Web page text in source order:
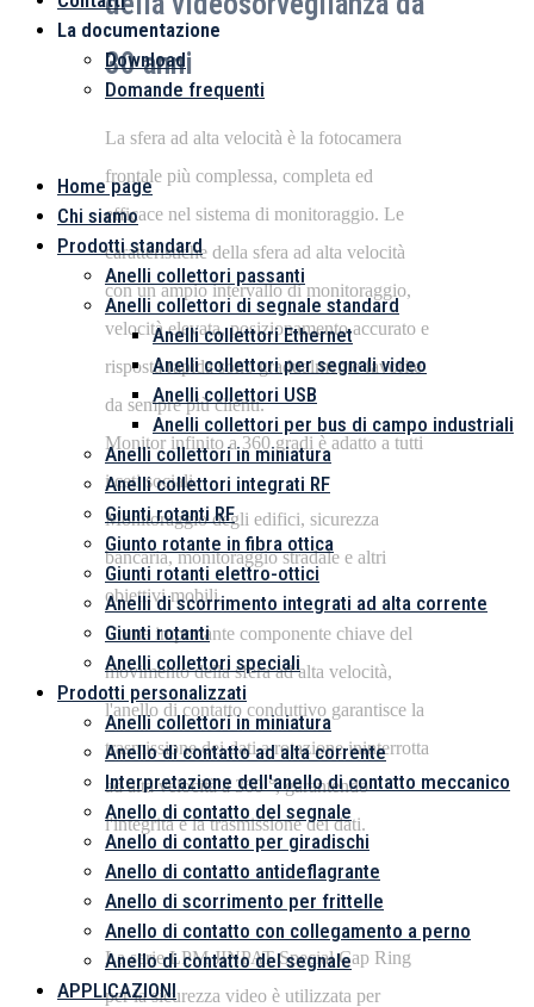
La documentazione
Download
Domande frequenti
Home page
Chi siamo
Prodotti standard
Anelli collettori passanti
Anelli collettori di segnale standard
Anelli collettori Ethernet
Anelli collettori per segnali video
Anelli collettori USB
Anelli collettori per bus di campo industriali
Anelli collettori in miniatura
Anelli collettori integrati RF
Giunti rotanti RF
Giunto rotante in fibra ottica
Giunti rotanti elettro-ottici
Anelli di scorrimento integrati ad alta corrente
Giunti rotanti
Anelli collettori speciali
Prodotti personalizzati
Anelli collettori in miniatura
Anello di contatto ad alta corrente
Interpretazione dell'anello di contatto meccanico
Anello di contatto del segnale
Anello di contatto per giradischi
Anello di contatto antideflagrante
Anello di scorrimento per frittelle
Anello di contatto con collegamento a perno
Anello di contatto del segnale
APPLICAZIONI
30 anni
La sfera ad alta velocità è la fotocamera
frontale più complessa, completa ed
efficace nel sistema di monitoraggio. Le
caratteristiche della sfera ad alta velocità
con un ampio intervallo di monitoraggio,
velocità elevata, posizionamento accurato e
risposta rapida sono gradualmente favorite
da sempre più clienti.
Monitor infinito a 360 gradi è adatto a tutti
i ceti sociali.
Monitoraggio degli edifici, sicurezza
bancaria, monitoraggio stradale e altri
obiettivi mobili,
Come importante componente chiave del
movimento della sfera ad alta velocità,
l'anello di contatto conduttivo garantisce la
trasmissione dei dati a rotazione ininterrotta
ad alta velocità a 360 °, garantendo
l'integrità e la trasmissione dei dati.
La serie LPM JINPAT Special Cap Ring
per la sicurezza video è utilizzata per